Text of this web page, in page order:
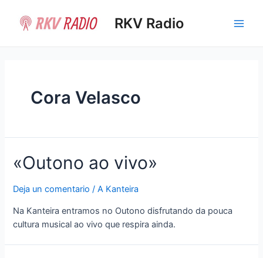
contenido
RKV Radio
Cora Velasco
«Outono ao vivo»
Deja un comentario /A Kanteira
Na Kanteira entramos no Outono disfrutando da pouca
cultura musical ao vivo que respira ainda.